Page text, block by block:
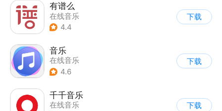
有谱么
在线音乐
4.4
下载
音乐
在线音乐
4.6
下载
千千音乐
在线音乐
下载